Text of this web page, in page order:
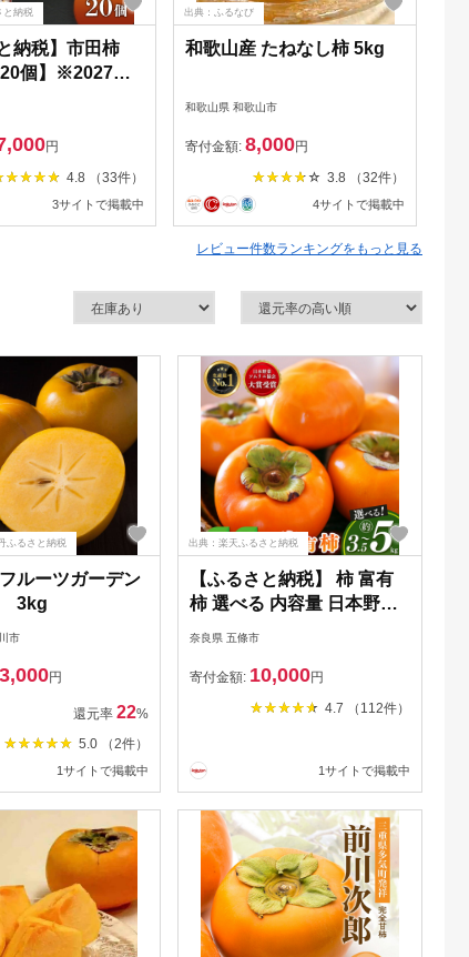
と納税
納税】市田柿
20個】※2027年1
始予定※ 先行予
円
4.8 （33件）
3サイトで掲載中
出典：ふるなび
和歌山産 たねなし柿 5kg
和歌山県 和歌山市
寄付金額: 8,000円
3.8 （32件）
4サイトで掲載中
レビュー件数ランキングをもっと見る
ふるさと納税
ルーツガーデン
3kg
市
円
還元率 22%
5.0 （2件）
1サイトで掲載中
出典：楽天ふるさと納税
【ふるさと納税】 柿 富有
柿 選べる 内容量 日本野菜
ソムリエ協会大賞受賞品 |
き 果物 先行 予約 日本 野菜
ソムリエ 協会 大賞 受賞 品
奈良県 五條市
寄付金額: 10,000円
4.7 （112件）
1サイトで掲載中